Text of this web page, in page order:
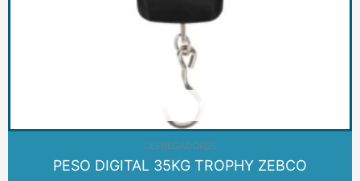
DEPREDADORES
PESO DIGITAL 35KG TROPHY ZEBCO